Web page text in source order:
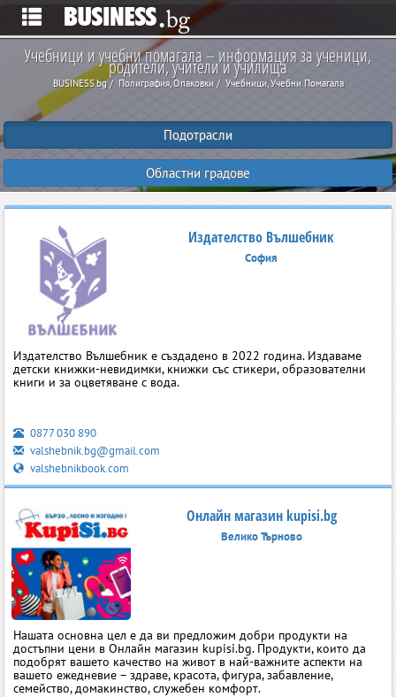
Учебници и учебни помагала – информация за ученици,
родители, учители и училища
BUSINESS.bg Полиграфия, Опаковки Учебници, Учебни Помагала
Подотрасли
Областни градове
Издателство Вълшебник
София
Издателство Вълшебник е създадено в 2022 година. Издаваме
детски книжки-невидимки, книжки със стикери, образователни
книги и за оцветяване с вода.
0877 030 890
valshebnik.bg@gmail.com
valshebnikbook.com
Онлайн магазин kupisi.bg
Велико Търново
Нашата основна цел е да ви предложим добри продукти на
достъпни цени в Онлайн магазин kupisi.bg. Продукти, които да
подобрят вашето качество на живот в най-важните аспекти на
вашето ежедневие – здраве, красота, фигура, забавление,
семейство, домакинство, служебен комфорт.